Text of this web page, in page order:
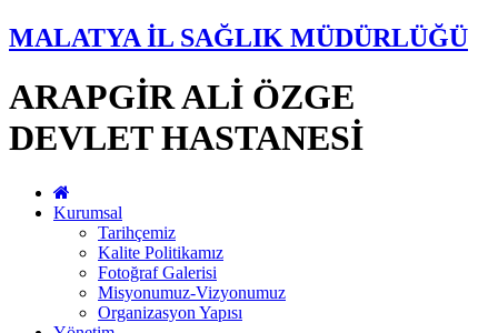
MALATYA İL SAĞLIK MÜDÜRLÜĞÜ
ARAPGİR ALİ ÖZGE
DEVLET HASTANESİ
Kurumsal
Tarihçemiz
Kalite Politikamız
Fotoğraf Galerisi
Misyonumuz-Vizyonumuz
Organizasyon Yapısı